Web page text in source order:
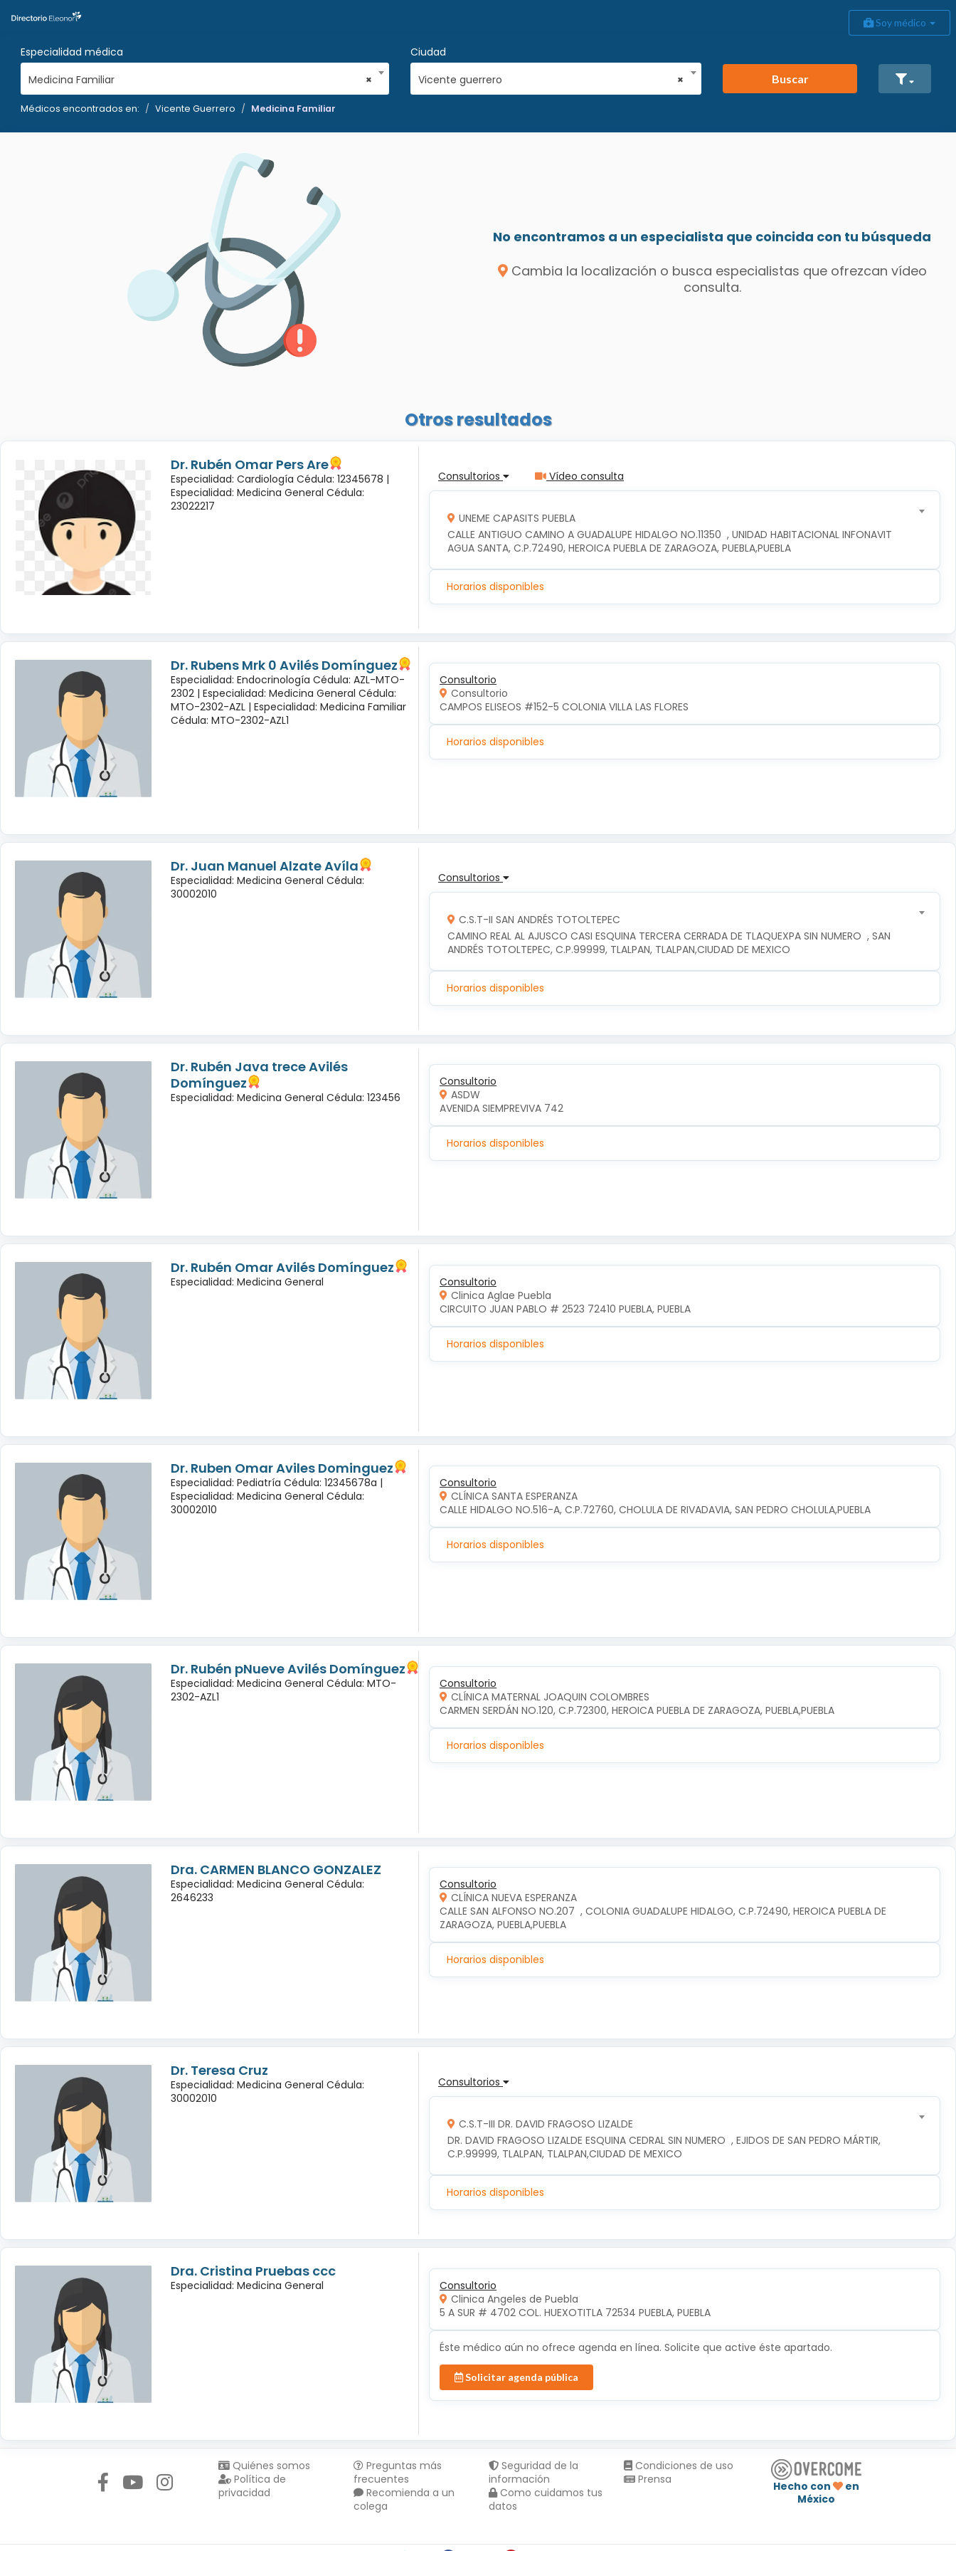
Soy médico
Especialidad médica
×
Medicina Familiar
Ciudad
×
Vicente guerrero Buscar
Médicos encontrados en: Vicente Guerrero Medicina Familiar
No encontramos a un especialista que coincida con tu búsqueda
Cambia la localización o busca especialistas que ofrezcan vídeo
consulta.
Otros resultados
Dr. Rubén Omar Pers Are
Especialidad: Cardiología Cédula: 12345678 |
Especialidad: Medicina General Cédula:
23022217
Consultorios Vídeo consulta
UNEME CAPASITS PUEBLA
CALLE ANTIGUO CAMINO A GUADALUPE HIDALGO NO.11350  , UNIDAD HABITACIONAL INFONAVIT
AGUA SANTA, C.P.72490, HEROICA PUEBLA DE ZARAGOZA, PUEBLA,PUEBLA
Horarios disponibles
Dr. Rubens Mrk 0 Avilés Domínguez
Especialidad: Endocrinología Cédula: AZL-MTO-
2302 | Especialidad: Medicina General Cédula:
MTO-2302-AZL | Especialidad: Medicina Familiar
Cédula: MTO-2302-AZL1
Consultorio
Consultorio
CAMPOS ELISEOS #152-5 COLONIA VILLA LAS FLORES
Horarios disponibles
Dr. Juan Manuel Alzate Avíla
Especialidad: Medicina General Cédula:
30002010
Consultorios
C.S.T-II SAN ANDRÉS TOTOLTEPEC
CAMINO REAL AL AJUSCO CASI ESQUINA TERCERA CERRADA DE TLAQUEXPA SIN NUMERO  , SAN
ANDRÉS TOTOLTEPEC, C.P.99999, TLALPAN, TLALPAN,CIUDAD DE MEXICO
Horarios disponibles
Dr. Rubén Java trece Avilés
Domínguez
Especialidad: Medicina General Cédula: 123456
Consultorio
ASDW
AVENIDA SIEMPREVIVA 742
Horarios disponibles
Dr. Rubén Omar Avilés Domínguez
Especialidad: Medicina General
Consultorio
Clinica Aglae Puebla
CIRCUITO JUAN PABLO # 2523 72410 PUEBLA, PUEBLA
Horarios disponibles
Dr. Ruben Omar Aviles Dominguez
Especialidad: Pediatría Cédula: 12345678a |
Especialidad: Medicina General Cédula:
30002010
Consultorio
CLÍNICA SANTA ESPERANZA
CALLE HIDALGO NO.516-A, C.P.72760, CHOLULA DE RIVADAVIA, SAN PEDRO CHOLULA,PUEBLA
Horarios disponibles
Dr. Rubén pNueve Avilés Domínguez
Especialidad: Medicina General Cédula: MTO-
2302-AZL1
Consultorio
CLÍNICA MATERNAL JOAQUIN COLOMBRES
CARMEN SERDÁN NO.120, C.P.72300, HEROICA PUEBLA DE ZARAGOZA, PUEBLA,PUEBLA
Horarios disponibles
Dra. CARMEN BLANCO GONZALEZ
Especialidad: Medicina General Cédula:
2646233
Consultorio
CLÍNICA NUEVA ESPERANZA
CALLE SAN ALFONSO NO.207  , COLONIA GUADALUPE HIDALGO, C.P.72490, HEROICA PUEBLA DE
ZARAGOZA, PUEBLA,PUEBLA
Horarios disponibles
Dr. Teresa Cruz
Especialidad: Medicina General Cédula:
30002010
Consultorios
C.S.T-III DR. DAVID FRAGOSO LIZALDE
DR. DAVID FRAGOSO LIZALDE ESQUINA CEDRAL SIN NUMERO  , EJIDOS DE SAN PEDRO MÁRTIR,
C.P.99999, TLALPAN, TLALPAN,CIUDAD DE MEXICO
Horarios disponibles
Dra. Cristina Pruebas ccc
Especialidad: Medicina General
Consultorio
Clinica Angeles de Puebla
5 A SUR # 4702 COL. HUEXOTITLA 72534 PUEBLA, PUEBLA
Éste médico aún no ofrece agenda en línea. Solicite que active éste apartado.
Solicitar agenda pública
Quiénes somos
Política de
privacidad
Preguntas más
frecuentes
Recomienda a un
colega
Seguridad de la
información
Como cuidamos tus
datos
Condiciones de uso
Prensa
Hecho con
en
México